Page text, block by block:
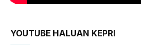
YOUTUBE HALUAN KEPRI